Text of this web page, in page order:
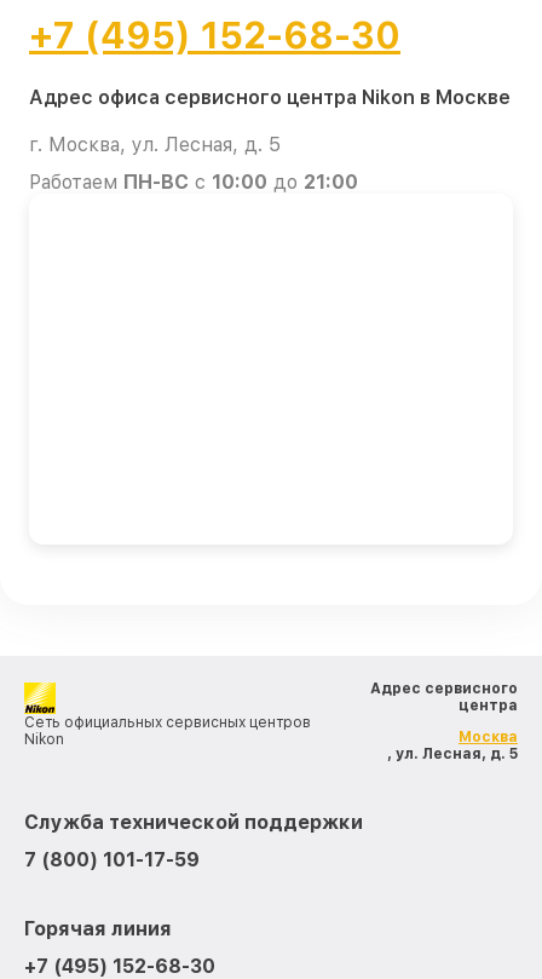
+7 (495) 152-68-30
Адрес офиса сервисного центра Nikon в Москве
г. Москва, ул. Лесная, д. 5
Работаем ПН-ВС с 10:00 до 21:00
Сеть официальных сервисных центров
Nikon
Адрес сервисного
центра
Москва
, ул. Лесная, д. 5
Служба технической поддержки
7 (800) 101-17-59
Горячая линия
+7 (495) 152-68-30